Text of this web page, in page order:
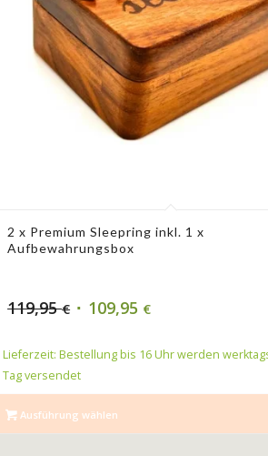
2 x Premium Sleepring inkl. 1 x
Aufbewahrungsbox
119,95€ 109,95 €
Lieferzeit: Bestellung bis 16 Uhr werden
Tag versendet
Ausführung wählen